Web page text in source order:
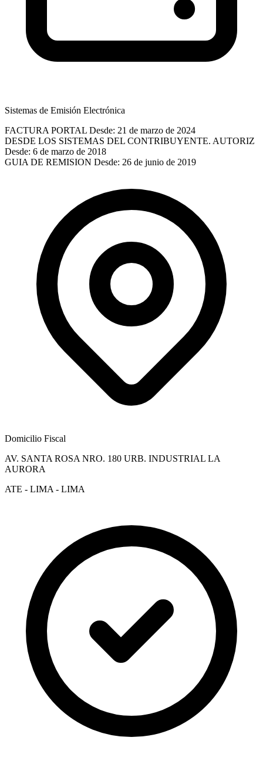
Sistemas de Emisión Electrónica
FACTURA PORTAL Desde: 21 de marzo de 2024
DESDE LOS SISTEMAS DEL CONTRIBUYENTE. AUTORIZ
Desde: 6 de marzo de 2018
GUIA DE REMISION Desde: 26 de junio de 2019
Domicilio Fiscal
AV. SANTA ROSA NRO. 180 URB. INDUSTRIAL LA
AURORA
ATE - LIMA - LIMA